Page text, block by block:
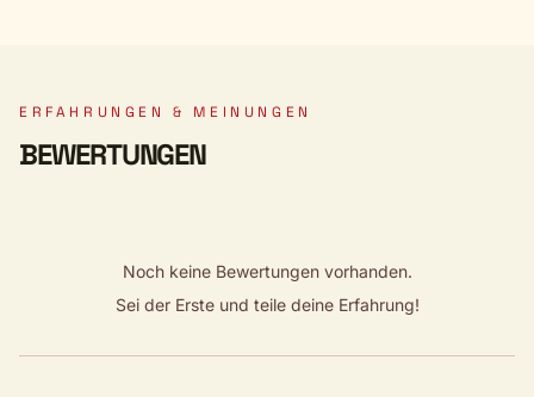
ERFAHRUNGEN & MEINUNGEN
BEWERTUNGEN
Noch keine Bewertungen vorhanden.
Sei der Erste und teile deine Erfahrung!